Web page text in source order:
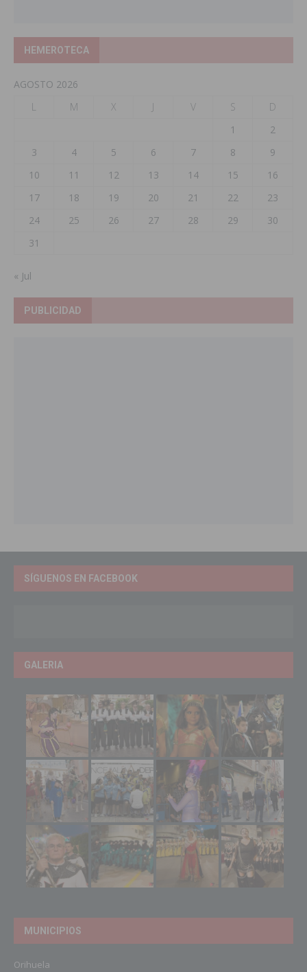
HEMEROTECA
AGOSTO 2026
L
M X J V S
D
1
2
3
4 5 6 7 8
9
10
11 12 13 14 15
16
17
18 19 20 21 22
23
24
25 26 27 28 29
30
31
« Jul
PUBLICIDAD
SÍGUENOS EN FACEBOOK
GALERIA
MUNICIPIOS
Orihuela